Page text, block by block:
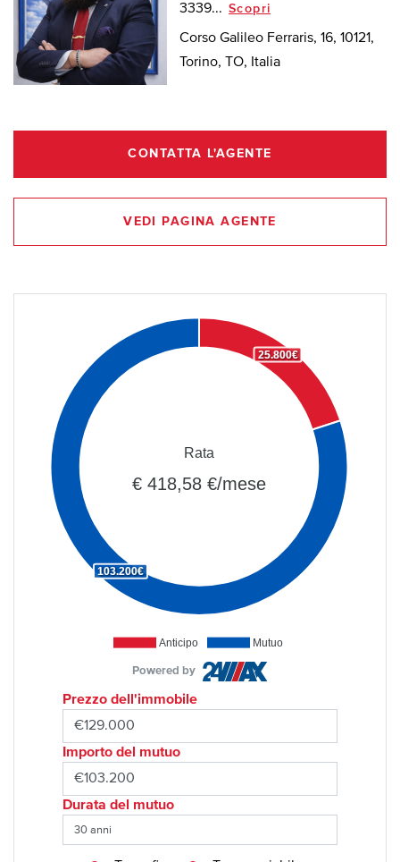
3339... Scopri
Corso Galileo Ferraris, 16, 10121,
Torino, TO, Italia
CONTATTA L'AGENTE
VEDI PAGINA AGENTE
Anticipo Mutuo
25.800€
103.200€
Rata
€ 418,58 €/mese
Powered by
Prezzo dell'immobile
Importo del mutuo
Durata del mutuo